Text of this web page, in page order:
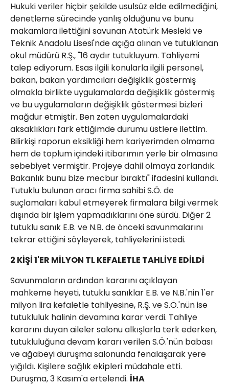
Hukuki veriler hiçbir şekilde usulsüz elde edilmediğini,
denetleme sürecinde yanlış olduğunu ve bunu
makamlara ilettiğini savunan Atatürk Mesleki ve
Teknik Anadolu Lisesi'nde açığa alınan ve tutuklanan
okul müdürü R.Ş., "16 aydır tutukluyum. Tahliyemi
talep ediyorum. Esas ilgili konularla ilgili personel,
bakan, bakan yardımcıları değişiklik göstermiş
olmakla birlikte uygulamalarda değişiklik göstermiş
ve bu uygulamaların değişiklik göstermesi bizleri
mağdur etmiştir. Ben zaten uygulamalardaki
aksaklıkları fark ettiğimde durumu üstlere ilettim.
Bilirkişi raporun eksikliği hem kariyerimden olmama
hem de toplum içindeki itibarımın yerle bir olmasına
sebebiyet vermiştir. Projeye dahil olmaya zorlandık.
Bakanlık bunu bize mecbur bıraktı" ifadesini kullandı.
Tutuklu bulunan aracı firma sahibi S.Ö. de
suçlamaları kabul etmeyerek firmalara bilgi vermek
dışında bir işlem yapmadıklarını öne sürdü. Diğer 2
tutuklu sanık E.B. ve N.B. de önceki savunmalarını
tekrar ettiğini söyleyerek, tahliyelerini istedi.
2 KİŞİ 1'ER MİLYON TL KEFALETLE TAHLİYE EDİLDİ
Savunmaların ardından kararını açıklayan
mahkeme heyeti, tutuklu sanıklar E.B. ve N.B.'nin 1'er
milyon lira kefaletle tahliyesine, R.Ş. ve S.Ö.'nün ise
tutukluluk halinin devamına karar verdi. Tahliye
kararını duyan aileler salonu alkışlarla terk ederken,
tutukluluğuna devam kararı verilen S.Ö.'nün babası
ve ağabeyi duruşma salonunda fenalaşarak yere
yığıldı. Kişilere sağlık ekipleri müdahale etti.
Duruşma, 3 Kasım'a ertelendi. İHA